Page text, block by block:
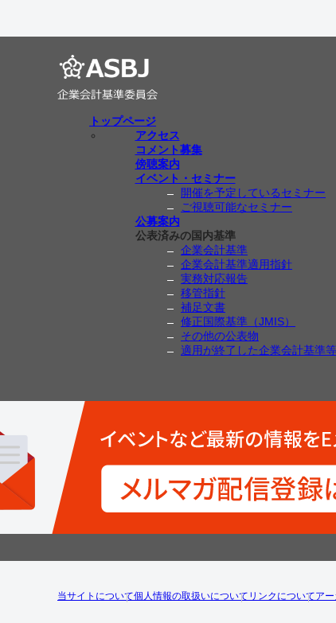
トップページ
アクセス
コメント募集
傍聴案内
イベント・セミナー
開催を予定しているセミナー
ご視聴可能なセミナー
公募案内
公表済みの国内基準
企業会計基準
企業会計基準適用指針
実務対応報告
移管指針
補足文書
修正国際基準（JMIS）
その他の公表物
適用が終了した企業会計基準等
当サイトについて個人情報の取扱いについて リンクについてア